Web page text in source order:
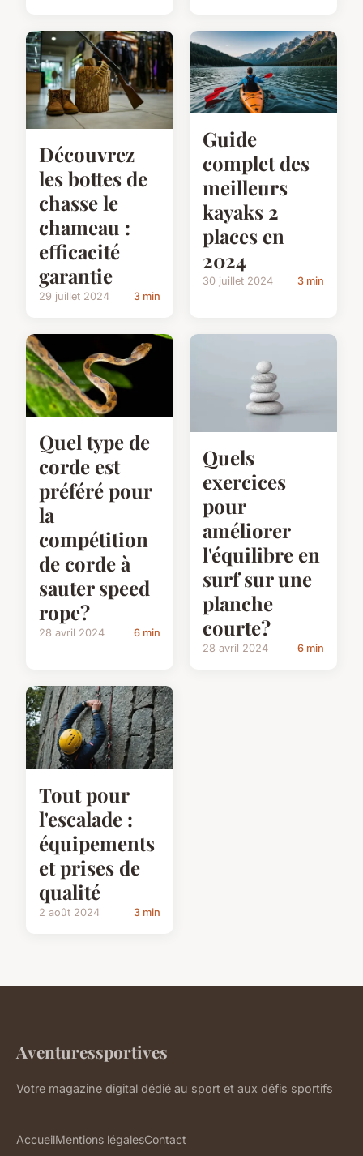
Découvrez
les bottes de
chasse le
chameau :
efficacité
garantie
29 juillet 2024 3 min
Guide
complet des
meilleurs
kayaks 2
places en
2024
30 juillet 2024 3 min
Quel type de
corde est
préféré pour
la
compétition
de corde à
sauter speed
rope?
28 avril 2024 6 min
Quels
exercices
pour
améliorer
l'équilibre en
surf sur une
planche
courte?
28 avril 2024 6 min
Tout pour
l'escalade :
équipements
et prises de
qualité
2 août 2024 3 min
Aventuressportives
Votre magazine digital dédié au sport et aux défis sportifs
AccueilMentions légalesContact